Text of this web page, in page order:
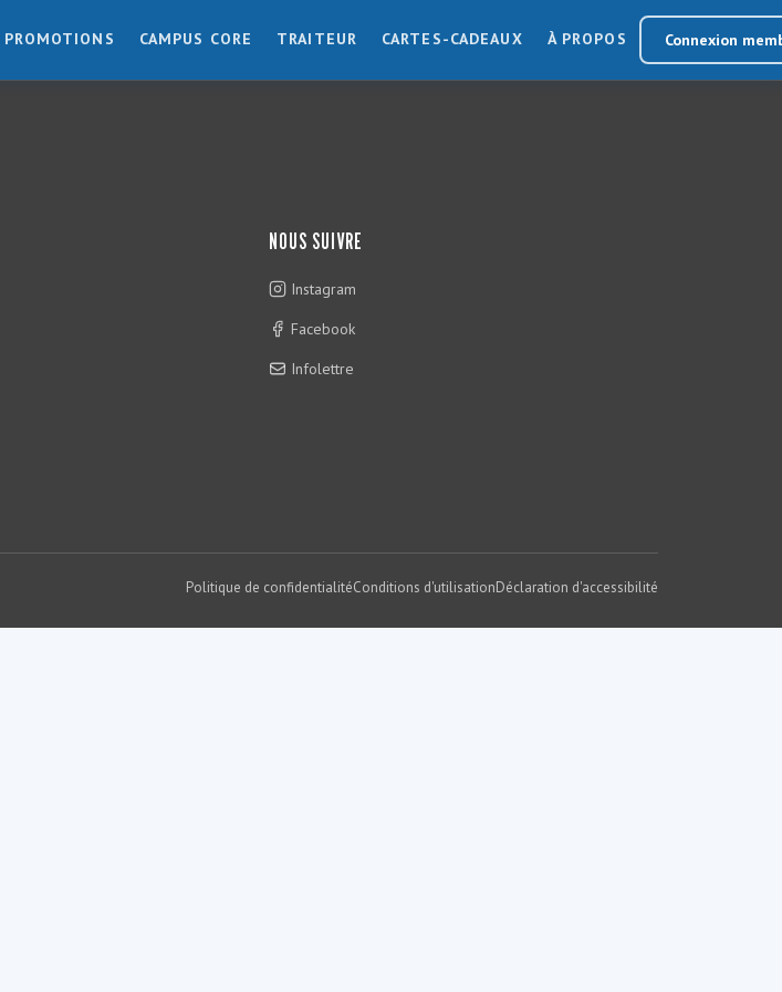
PROMOTIONS CAMPUS CORE TRAITEUR CARTES-CADEAUX À PROPOS Connexion
NOUS SUIVRE
Instagram
Facebook
Infolettre
Politique de confidentialitéConditions d'utilisationDéclaration d'accessibilité